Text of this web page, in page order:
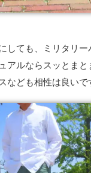
しても、ミリタリ
アルならスッとまと
なども相性は良いで